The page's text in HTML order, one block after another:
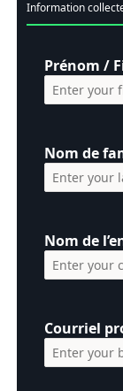
Information
Prénom /
Nom de
Nom de
Courriel